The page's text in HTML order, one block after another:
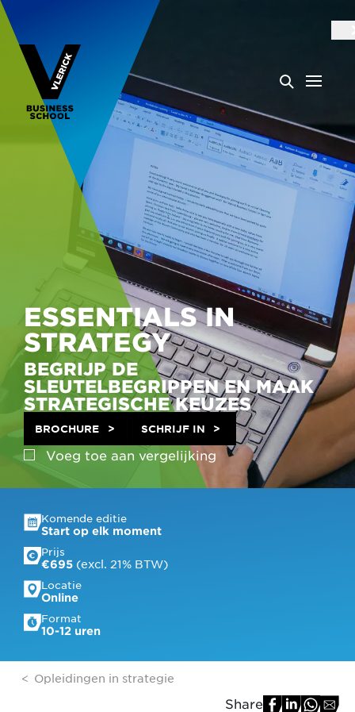
ESSENTIALS IN
STRATEGY
BEGRIJP DE
SLEUTELBEGRIPPEN EN MAAK
STRATEGISCHE KEUZES
Voeg toe aan vergelijking
BROCHURE SCHRIJF IN
Komende editie
Start op elk moment
Prijs
€695 (excl. 21% BTW)
Locatie
Online
Format
10-12 uren
Opleidingen in strategie
Share